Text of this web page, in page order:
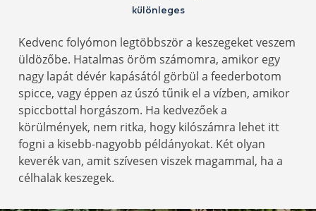
különleges
Kedvenc folyómon legtöbbször a keszegeket veszem
üldözőbe. Hatalmas öröm számomra, amikor egy
nagy lapát dévér kapásától görbül a feederbotom
spicce, vagy éppen az úszó tűnik el a vízben, amikor
spiccbottal horgászom. Ha kedvezőek a
körülmények, nem ritka, hogy kilószámra lehet itt
fogni a kisebb-nagyobb példányokat. Két olyan
keverék van, amit szívesen viszek magammal, ha a
célhalak keszegek.